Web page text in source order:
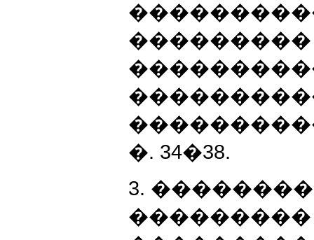
�. 34�38.
3.
���������